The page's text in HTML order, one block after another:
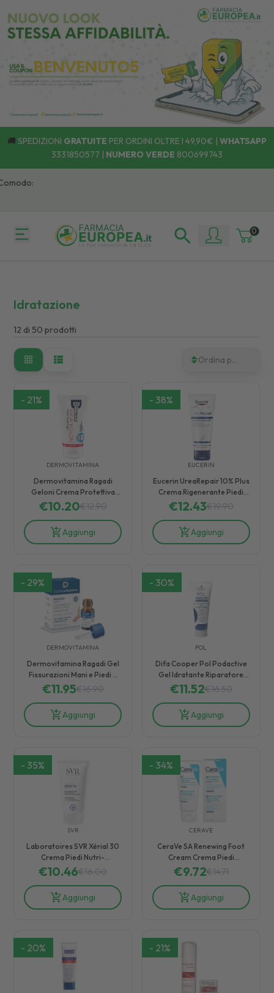
🚚 SPEDIZIONI GRATUITE PER ORDINI OLTRE I 49,90€ | WHATSAPP
3331850577 | NUMERO VERDE 800699743
0
Idratazione
12 di 50 prodotti
Ordina per
- 21%
DERMOVITAMINA
Dermovitamina Ragadi
Geloni Crema Protettiva
Mani e Piedi 75 ml
€10.20€12.90
Aggiungi
- 38%
EUCERIN
Eucerin UreaRepair 10% Plus
Crema Rigenerante Piedi
Pelle Secca 100 ml
€12.43€19.90
Aggiungi
- 29%
DERMOVITAMINA
Dermovitamina Ragadi Gel
Fissurazioni Mani e Piedi 7
ml
€11.95€16.90
Aggiungi
- 30%
POL
Difa Cooper Pol Podactive
Gel Idratante Riparatore
Piedi 75 ml
€11.52€16.50
Aggiungi
- 35%
SVR
Laboratoires SVR Xérial 30
Crema Piedi Nutri-
Riparativa Idratante 50 ml
€10.46€16.00
Aggiungi
- 34%
CERAVE
CeraVe SA Renewing Foot
Cream Crema Piedi
Idratante e Rigenerante 88
€9.72€14.71
Aggiungi
- 20% - 21%